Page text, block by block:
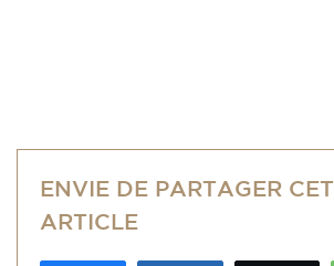
ENVIE DE PARTAGER CET
ARTICLE